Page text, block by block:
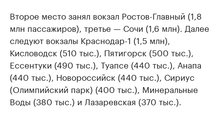
Второе место занял вокзал Ростов-Главный (1,8
млн пассажиров), третье — Сочи (1,6 млн). Далее
следуют вокзалы Краснодар-1 (1,5 млн),
Кисловодск (510 тыс.), Пятигорск (500 тыс.),
Ессентуки (490 тыс.), Туапсе (440 тыс.), Анапа
(440 тыс.), Новороссийск (440 тыс.), Сириус
(Олимпийский парк) (400 тыс.), Минеральные
Воды (380 тыс.) и Лазаревская (370 тыс.).